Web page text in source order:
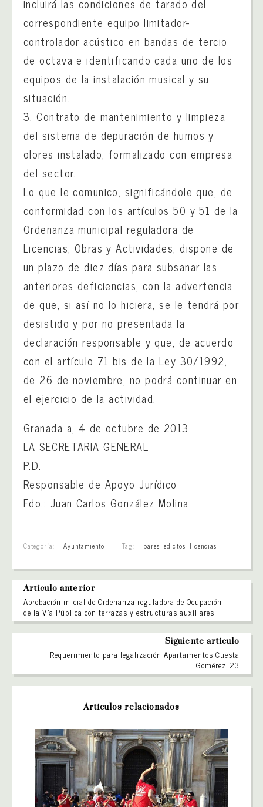
incluirá las condiciones de tarado del
correspondiente equipo limitador-
controlador acústico en bandas de tercio
de octava e identificando cada uno de los
equipos de la instalación musical y su
situación.
3. Contrato de mantenimiento y limpieza
del sistema de depuración de humos y
olores instalado, formalizado con empresa
del sector.
Lo que le comunico, significándole que, de
conformidad con los artículos 50 y 51 de la
Ordenanza municipal reguladora de
Licencias, Obras y Actividades, dispone de
un plazo de diez días para subsanar las
anteriores deficiencias, con la advertencia
de que, si así no lo hiciera, se le tendrá por
desistido y por no presentada la
declaración responsable y que, de acuerdo
con el artículo 71 bis de la Ley 30/1992,
de 26 de noviembre, no podrá continuar en
el ejercicio de la actividad.
Granada a, 4 de octubre de 2013
LA SECRETARIA GENERAL
P.D.
Responsable de Apoyo Jurídico
Fdo.: Juan Carlos González Molina
Categoría: Ayuntamiento Tag: bares,edictos, licencias
Artículo anterior
Aprobación inicial de Ordenanza reguladora de Ocupación
de la Vía Pública con terrazas y estructuras auxiliares
Siguiente artículo
Requerimiento para legalización Apartamentos Cuesta
Gomérez, 23
Artículos relacionados